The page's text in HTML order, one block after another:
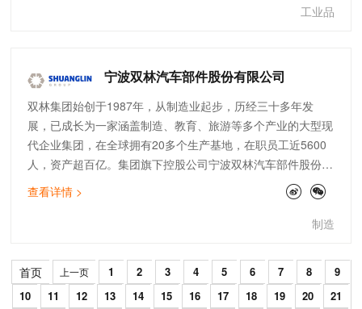
桥梁，石油化工、建筑工程、铁路隧道、地下管廊、物业维
工业品
宁波双林汽车部件股份有限公司
双林集团始创于1987年，从制造业起步，历经三十多年发
展，已成长为一家涵盖制造、教育、旅游等多个产业的大型现
代企业集团，在全球拥有20多个生产基地，在职员工近5600
人，资产超百亿。集团旗下控股公司宁波双林汽车部件股份有
限公司是一家集研发、设计、生产、销售及服务为一体的汽车
零部件制造企业。作为双林集团的核心产业，“双林智造”分设
汽车饰件、汽车机电、轮毂轴承、动力总成、新能源驱动五大
注塑零部件、座椅系统零部件、变速器、新能源汽车电驱动系
统等。依托长期以来积累而成的技术研发实力、卓越的产品制
造能力以及品牌优势，“双林智造”已成为业内备受信赖、成本
查看详情 >
制造
首页 上一页 1 2 3 4 5 6 7 8
9
10
11 12 13 14 15 16 17 18 19 20
21